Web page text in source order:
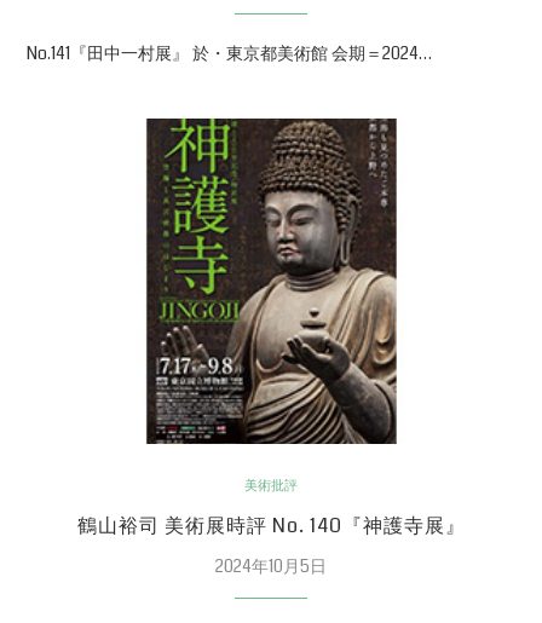
No.141『田中一村展』 於・東京都美術館 会期＝2024…
美術批評
鶴山裕司 美術展時評 No. 140『神護寺展』
2024年10月5日